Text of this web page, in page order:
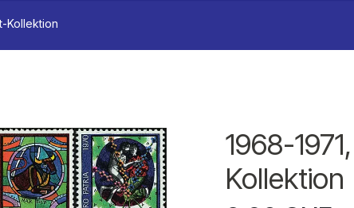
Kollektion
1968-
Kollektion